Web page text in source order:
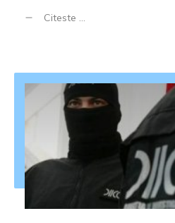
Citeste ...